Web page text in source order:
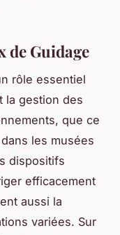
Guidage
rôle essentiel
la gestion des
que ce
les musées
dispositifs
efficacement
aussi la
variées. Sur